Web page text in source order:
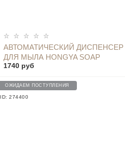
АВТОМАТИЧЕСКИЙ ДИСПЕНСЕР
ДЛЯ МЫЛА HONGYA SOAP
DISPENSER - MYX-W2 BLACK
1740 руб
ОПОВЕСТИТЬ
ОЖИДАЕМ ПОСТУПЛЕНИЯ
ID: 274400